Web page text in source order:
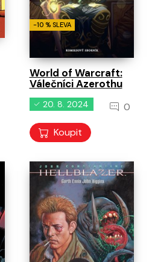
-10 % SLEVA
World of Warcraft:
Válečníci Azerothu
20. 8. 2024 0
Koupit